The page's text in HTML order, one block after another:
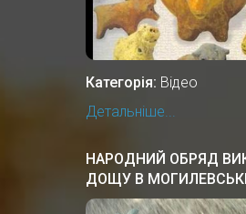
Категорія: Відео
Детальніше...
НАРОДНИЙ ОБРЯД
ДОЩУ В
БІЛОЇ РУСІ